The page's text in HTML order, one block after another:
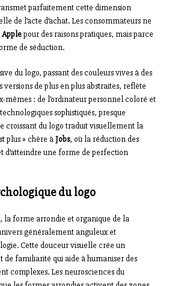
parfaitement cette dimension
de l’acte d’achat. Les consommateurs ne
Applepour des raisons pratiques, mais parce
de séduction.
du logo, passant des couleurs vives à des
versions de plus en plus abstraites, reflète
mêmes : de l’ordinateur personnel coloré et
sophistiqués, presque
croissant du logo traduit visuellement la
plus » chère àJobs, où la réduction des
d’atteindre une forme de perfection
du logo
la forme arrondie et organique de la
généralement anguleux et
Cette douceur visuelle crée un
de familiarité qui aide à humaniser des
complexes. Les neurosciences du